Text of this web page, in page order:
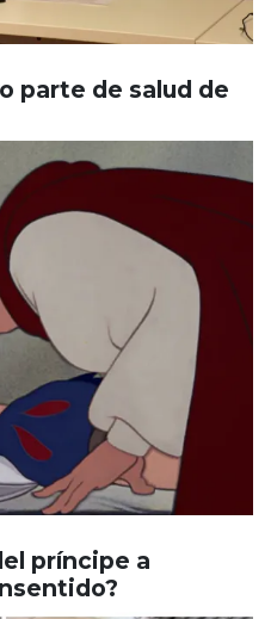
parte de salud de
príncipe a